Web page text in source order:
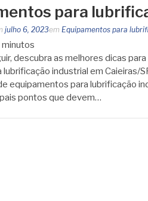
para
julho 6, 2023em Equipamentos para
minutos
descubra as melhores dicas
industrial em Caieiras/
equipamentos para lubrificação
pontos que devem…